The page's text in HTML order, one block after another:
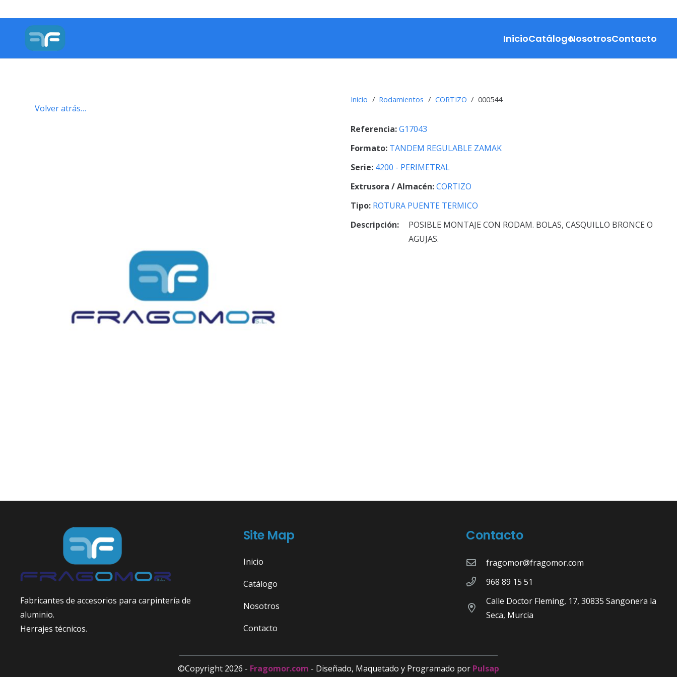
InicioCatálogoNosotrosContacto
Volver atrás…
Inicio / Rodamientos / CORTIZO / 000544
Referencia:G17043
Formato: TANDEM REGULABLE ZAMAK
Serie: 4200 - PERIMETRAL
Extrusora / Almacén:CORTIZO
Tipo: ROTURA PUENTE TERMICO
Descripción:
POSIBLE MONTAJE CON RODAM. BOLAS, CASQUILLO BRONCE O
AGUJAS.
Fabricantes de accesorios para carpintería de
aluminio.
Herrajes técnicos.
Site Map
Inicio
Catálogo
Nosotros
Contacto
Contacto
fragomor@fragomor.com
968 89 15 51
Calle Doctor Fleming, 17, 30835 Sangonera la
Seca, Murcia
©Copyright 2026 - Fragomor.com - Diseñado, Maquetado y Programado por Pulsap